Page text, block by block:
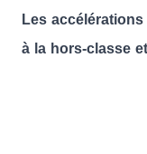
Les
à la hors-classe